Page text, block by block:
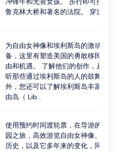
鲁克林大桥和著名的法院。 穿过
为自由女神像和埃利斯岛的激动人
备，这里有塑造美国的勇敢移民的
由和机遇。 了解他们的创作，从设
听那些通过埃利斯岛的人的鼓舞人
外，您还可以了解埃利斯岛丰富的
由岛（ Lib...
使用预约时间渡轮票，在导游的带
园之旅，高效游览自由女神像。 了
历史，以及它多年来的变化，同时